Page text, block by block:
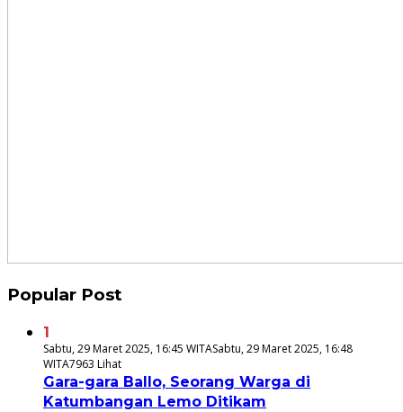
Popular Post
1
Sabtu, 29 Maret 2025, 16:45 WITASabtu, 29 Maret 2025, 16:48
WITA7963 Lihat
Gara-gara Ballo, Seorang Warga di
Katumbangan Lemo Ditikam